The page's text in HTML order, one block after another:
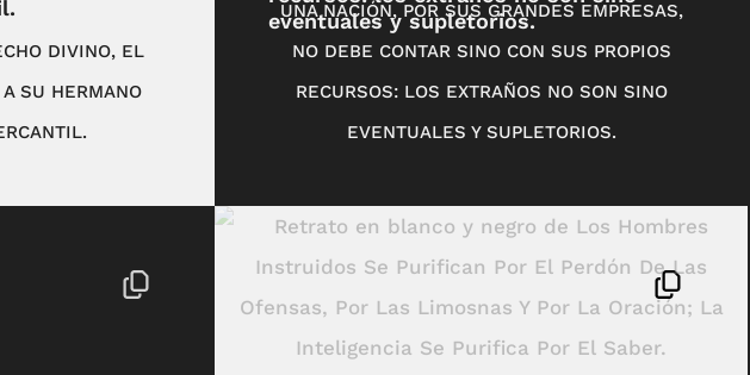
DIVINO, EL
SU HERMANO
eventuales y supletorios.
UNA NACIÓN, POR SUS GRANDES EMPRESAS,
NO DEBE CONTAR SINO CON SUS PROPIOS
RECURSOS: LOS EXTRAÑOS NO SON SINO
EVENTUALES Y SUPLETORIOS.